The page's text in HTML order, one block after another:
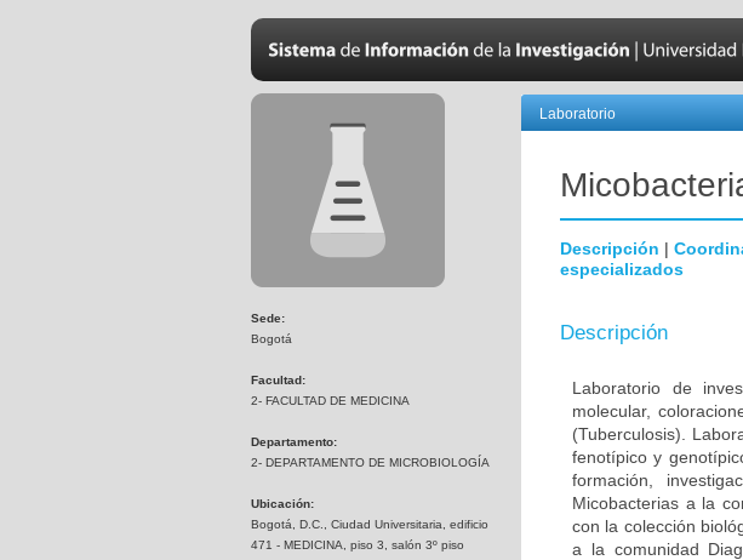
Sede:
Bogotá
Facultad:
2- FACULTAD DE MEDICINA
Departamento:
2- DEPARTAMENTO DE MICROBIOLOGÍA
Ubicación:
Bogotá, D.C., Ciudad Universitaria, edificio
471 - MEDICINA, piso 3, salón 3º piso
Laboratorio
Descripción |
especializados
Descripción
Laboratorio de
molecular,
(Tuberculosis).
fenotípico y
formación,
Micobacterias a la
con la colección
a la comunidad